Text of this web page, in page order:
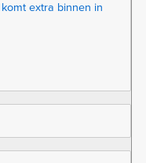
extra binnen in